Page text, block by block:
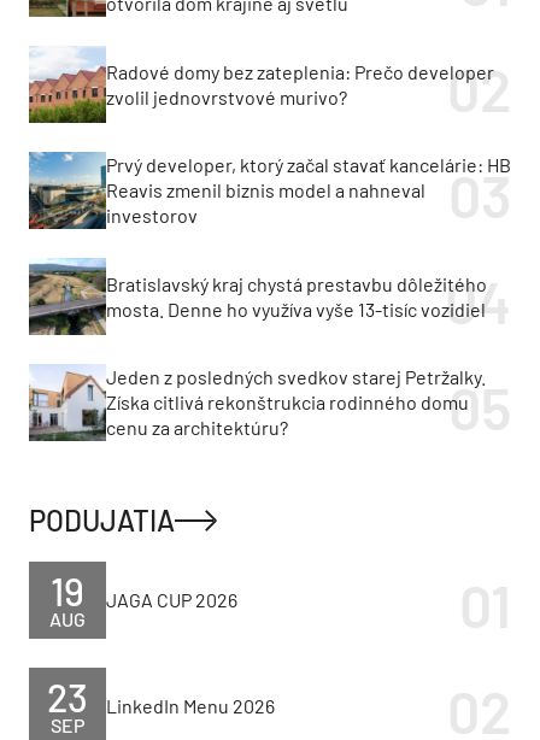
Radové domy bez zateplenia: Prečo developer
zvolil jednovrstvové murivo?
Prvý developer, ktorý začal stavať kancelárie: HB
Reavis zmenil biznis model a nahneval
investorov
Bratislavský kraj chystá prestavbu dôležitého
mosta. Denne ho využíva vyše 13-tisíc vozidiel
Jeden z posledných svedkov starej Petržalky.
Získa citlivá rekonštrukcia rodinného domu
cenu za architektúru?
PODUJATIA
AUG
19 JAGA CUP 2026
SEP
23 LinkedIn Menu 2026